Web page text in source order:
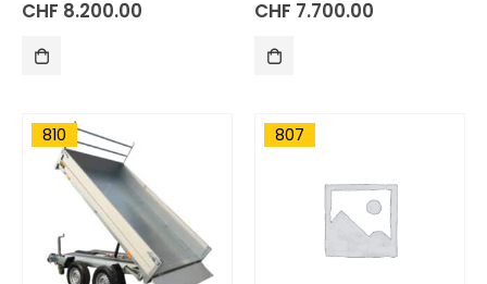
CHF 8.200.00 CHF 7.700.00
810 807